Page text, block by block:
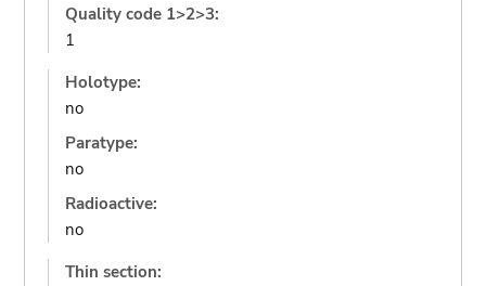
Quality code 1>2>3:
1
Holotype:
no
Paratype:
no
Radioactive:
no
Thin section: